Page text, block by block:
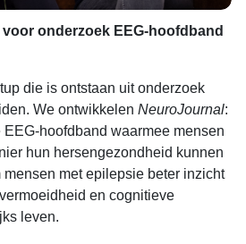
onderzoek EEG-hoofdband
die is ontstaan uit onderzoek
We ontwikkelen NeuroJournal:
hoofdband waarmee mensen
hun hersengezondheid kunnen
met epilepsie beter inzicht
en cognitieve
leven.